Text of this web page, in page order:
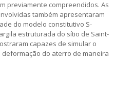
previamente compreendidos. As
também apresentaram
do modelo constitutivo S-
estruturada do sítio de Saint-
capazes de simular o
do aterro de maneira